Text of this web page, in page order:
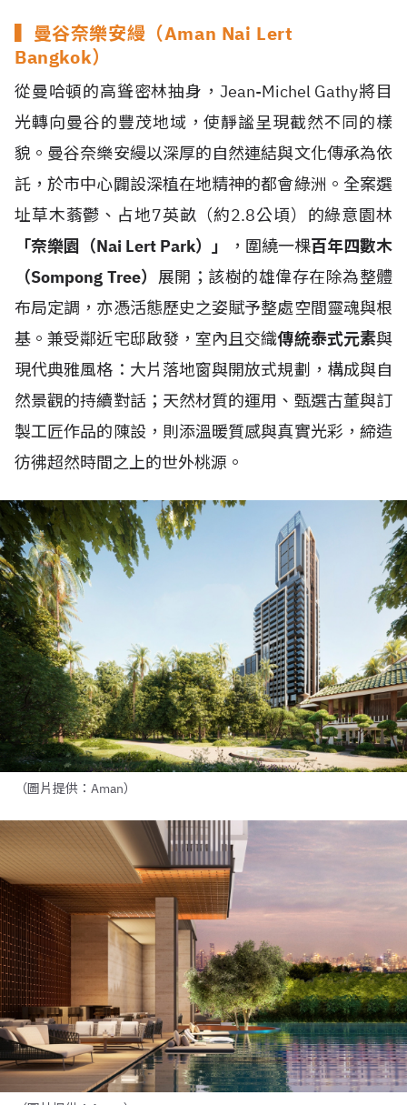
▍曼谷奈樂安縵（Aman Nai Lert
Bangkok）
從曼哈頓的高聳密林抽身，Jean-Michel Gathy將目
光轉向曼谷的豐茂地域，使靜謐呈現截然不同的樣
貌。曼谷奈樂安縵以深厚的自然連結與文化傳承為依
託，於市中心闢設深植在地精神的都會綠洲。全案選
址草木蓊鬱、占地7英畝（約2.8公頃）的綠意園林
「奈樂園（Nai Lert Park）」
，圍繞一棵百年四數木
（Sompong Tree） 展開；該樹的雄偉存在除為整體
布局定調，亦憑活態歷史之姿賦予整處空間靈魂與根
基。兼受鄰近宅邸啟發，室內且交織傳統泰式元素與
現代典雅風格：大片落地窗與開放式規劃，構成與自
然景觀的持續對話；天然材質的運用、甄選古董與訂
製工匠作品的陳設，則添溫暖質感與真實光彩，締造
彷彿超然時間之上的世外桃源。
（圖片提供：Aman）